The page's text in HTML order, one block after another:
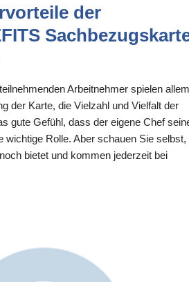
der
Arbeitnehmer spielen allem
der Karte, die Vielzahl und Vielfalt der
gute Gefühl, dass der eigene Chef
wichtige Rolle. Aber schauen Sie selbst,
bietet und kommen jederzeit bei